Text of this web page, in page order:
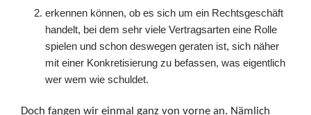
erkennen können, ob es sich um ein Rechtsgeschäft
handelt, bei dem sehr viele Vertragsarten eine Rolle
spielen und schon deswegen geraten ist, sich näher
mit einer Konkretisierung zu befassen, was eigentlich
wer wem wie schuldet.
Doch fangen wir einmal ganz von vorne an. Nämlich